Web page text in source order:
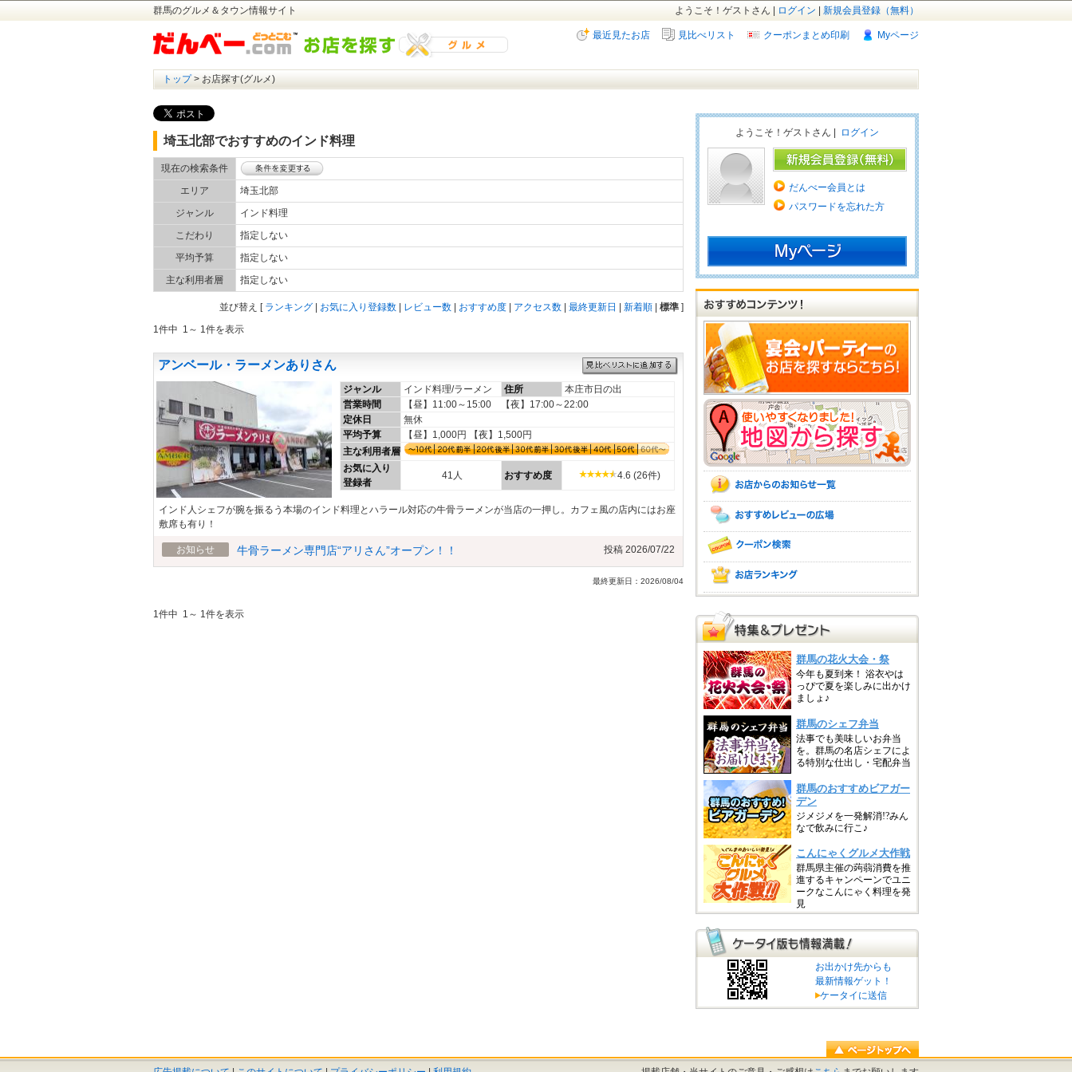
群馬のグルメ＆タウン情報サイト 新規会員登録（無料）
ログイン
ようこそ！ゲストさん |
Myページ
クーポンまとめ印刷
見比べリスト
最近見たお店
トップ> お店探す(グルメ)
埼玉北部でおすすめのインド料理
現在の検索条件
エリア
埼玉北部
ジャンル
インド料理
こだわり
指定しない
平均予算
指定しない
主な利用者層
指定しない
]
標準
新着順
最終更新日
アクセス数
おすすめ度
レビュー数
お気に入り登録数
ランキング
[
並び替え
1件中 1～ 1件を表示
アンベール・ラーメンありさん
ジャンル インド料理/ラーメン 住所
本庄市日の出
営業時間
【昼】11:00～15:00 【夜】17:00～22:00
定休日
無休
平均予算
【昼】1,000円 【夜】1,500円
主な利用者層
お気に入り
登録者
41人 おすすめ度 4.6 (26件)
インド人シェフが腕を振るう本場のインド料理とハラール対応の牛骨ラーメンが当店の一押し。カフェ風の店内にはお座
敷席も有り！
お知らせ 牛骨ラーメン専門店“アリさん”オープン！！ 投稿 2026/07/22
最終更新日：2026/08/04
1件中 1～ 1件を表示
ようこそ！ゲストさん | ログイン
だんべー会員とは
パスワードを忘れた方
お出かけ先からも
最新情報ゲット！
ケータイに送信